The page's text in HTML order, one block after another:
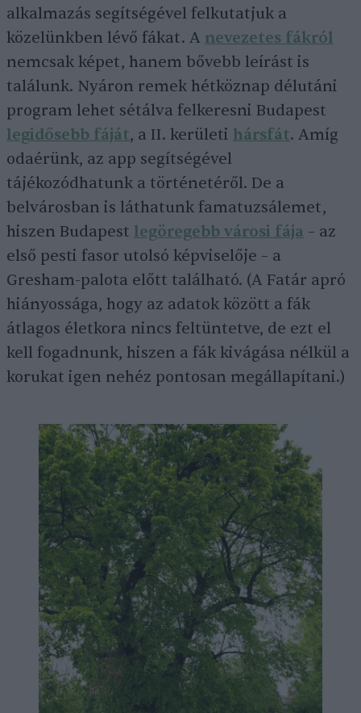
alkalmazás segítségével felkutatjuk a
közelünkben lévő fákat. A nevezetes fákról
nemcsak képet, hanem bővebb leírást is
találunk. Nyáron remek hétköznap délutáni
program lehet sétálva felkeresni Budapest
legidősebb fáját, a II. kerületi hársfát. Amíg
odaérünk, az app segítségével
tájékozódhatunk a történetéről. De a
belvárosban is láthatunk famatuzsálemet,
hiszen Budapest legöregebb városi fája – az
első pesti fasor utolsó képviselője – a
Gresham-palota előtt található. (A Fatár apró
hiányossága, hogy az adatok között a fák
átlagos életkora nincs feltüntetve, de ezt el
kell fogadnunk, hiszen a fák kivágása nélkül a
korukat igen nehéz pontosan megállapítani.)